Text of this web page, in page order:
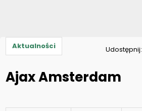
Aktualności Udostępnij:
Ajax Amsterdam